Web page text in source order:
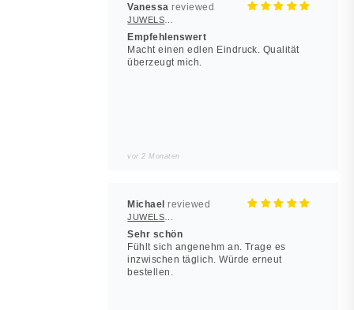
Vanessa
Empfehlenswert
Macht einen edlen Eindruck. Qualität
überzeugt mich.
vor 2 Monaten
Michael
Sehr schön
Fühlt sich angenehm an. Trage es
inzwischen täglich. Würde erneut
bestellen.